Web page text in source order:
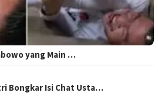
yang Main …
Bongkar Isi Chat Usta…